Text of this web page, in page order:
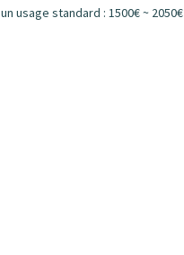
un usage standard : 1500€ ~ 2050€